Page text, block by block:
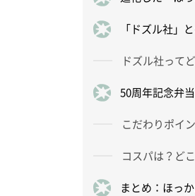
「ドズル社」
ドズル社って
50周年記念弁
こだわりポイ
コスパは？ど
まとめ：ほっ